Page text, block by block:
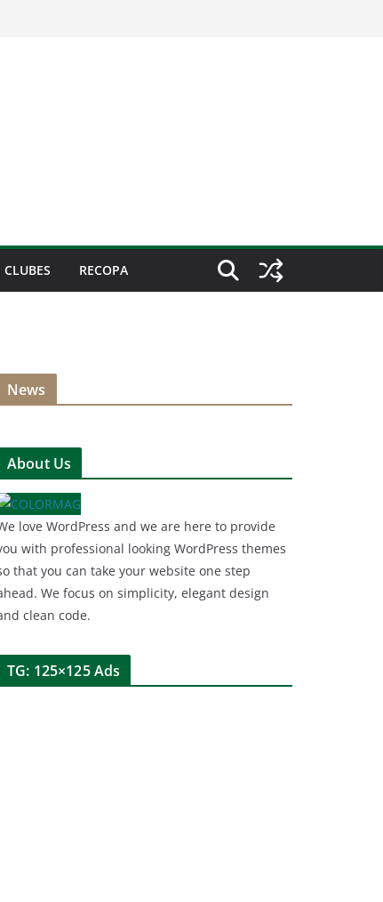
RECOPA
News
About Us
love WordPress and we are here to provide
with professional looking WordPress themes
that you can take your website one step
We focus on simplicity, elegant design
clean code.
TG: 125×125 Ads